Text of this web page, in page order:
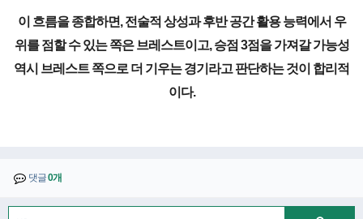
이 흐름을 종합하면, 전술적 상성과 후반 공간 활용 능력에서 우
위를 점할 수 있는 쪽은 브레스트이고, 승점 3점을 가져갈 가능성
역시 브레스트 쪽으로 더 기우는 경기라고 판단하는 것이 합리적
이다.
댓글0개